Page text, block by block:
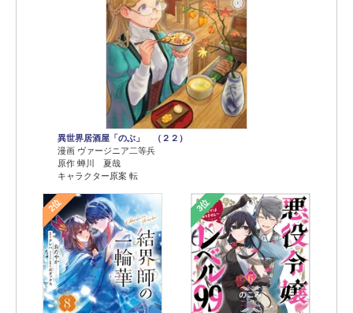
異世界居酒屋「のぶ」 （２２）
漫画 ヴァージニア二等兵
原作 蝉川 夏哉
キャラクター原案 転
2位 3位